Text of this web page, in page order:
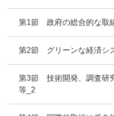
第1節 政府の総合的な取
第2節 グリーンな経済シ
第3節 技術開発、調査研
等_2